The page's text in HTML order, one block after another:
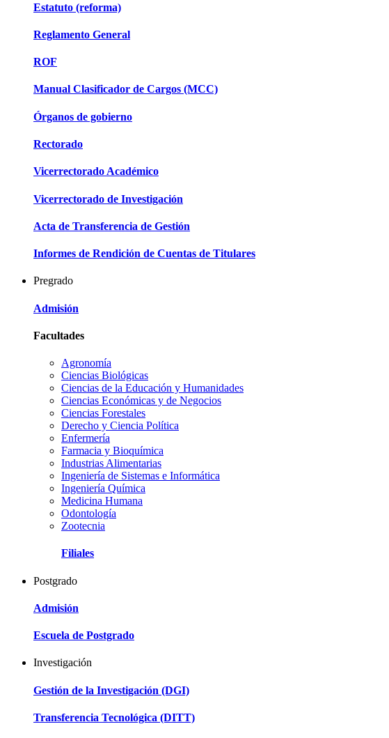
Estatuto (reforma)
Reglamento General
ROF
Manual Clasificador de Cargos (MCC)
Órganos de gobierno
Rectorado
Vicerrectorado Académico
Vicerrectorado de Investigación
Acta de Transferencia de Gestión
Informes de Rendición de Cuentas de Titulares
Pregrado
Admisión
Facultades
Agronomía
Ciencias Biológicas
Ciencias de la Educación y Humanidades
Ciencias Económicas y de Negocios
Ciencias Forestales
Derecho y Ciencia Política
Enfermería
Farmacia y Bioquímica
Industrias Alimentarias
Ingeniería de Sistemas e Informática
Ingeniería Química
Medicina Humana
Odontología
Zootecnia
Filiales
Postgrado
Admisión
Escuela de Postgrado
Investigación
Gestión de la Investigación (DGI)
Transferencia Tecnológica (DITT)